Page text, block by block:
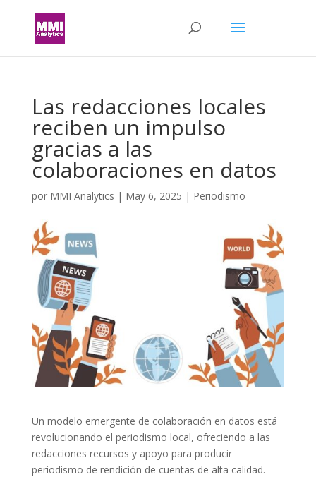
Las redacciones locales
reciben un impulso
gracias a las
colaboraciones en datos
por MMI Analytics | May 6, 2025 | Periodismo
Un modelo emergente de colaboración en datos está
revolucionando el periodismo local, ofreciendo a las
redacciones recursos y apoyo para producir
periodismo de rendición de cuentas de alta calidad.